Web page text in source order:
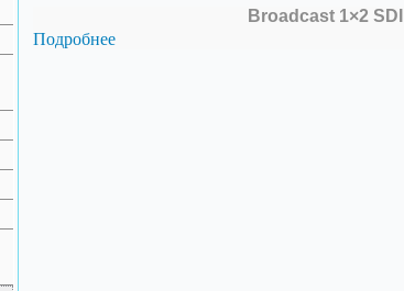
Broadcast 1×2
Подробнее